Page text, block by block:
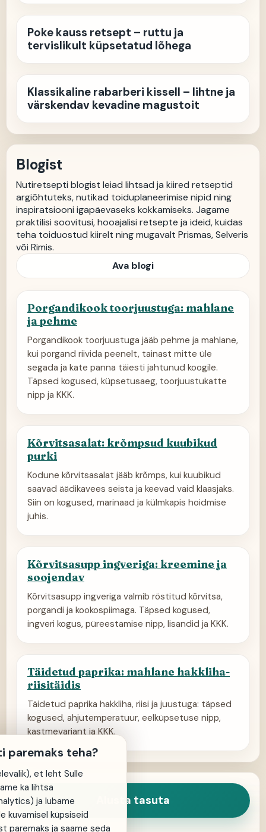
Poke kauss retsept – ruttu ja
tervislikult küpsetatud lõhega
Klassikaline rabarberi kissell – lihtne ja
värskendav kevadine magustoit
Blogist
Nutiretsepti blogist leiad lihtsad ja kiired retseptid
argiõhtuteks, nutikad toiduplaneerimise nipid ning
inspiratsiooni igapäevaseks kokkamiseks. Jagame
praktilisi soovitusi, hooajalisi retsepte ja ideid, kuidas
teha toiduostud kiirelt ning mugavalt Prismas, Selveris
või Rimis.
Ava blogi
Porgandikook toorjuustuga: mahlane
ja pehme
Porgandikook toorjuustuga jääb pehme ja mahlane,
kui porgand riivida peenelt, tainast mitte üle
segada ja kate panna täiesti jahtunud koogile.
Täpsed kogused, küpsetusaeg, toorjuustukatte
nipp ja KKK.
Kõrvitsasalat: krõmpsud kuubikud
purki
Kodune kõrvitsasalat jääb krõmps, kui kuubikud
saavad äädikavees seista ja keevad vaid klaasjaks.
Siin on kogused, marinaad ja külmkapis hoidmise
juhis.
Kõrvitsasupp ingveriga: kreemine ja
soojendav
Kõrvitsasupp ingveriga valmib röstitud kõrvitsa,
porgandi ja kookospiimaga. Täpsed kogused,
ingveri kogus, püreestamise nipp, lisandid ja KKK.
Täidetud paprika: mahlane hakkliha-
riisitäidis
Täidetud paprika hakkliha, riisi ja juustuga: täpsed
kogused, ahjutemperatuur, eelküpsetuse nipp,
kastmevariant ja KKK.
Alusta tasuta
paremaks teha?
et leht Sulle
ka lihtsa
ja lubame
kuvamisel küpsiseid
paremaks ja saame seda